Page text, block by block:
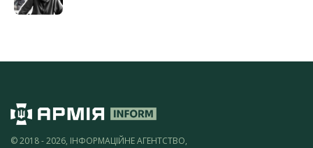
© 2018 - 2026, ІНФОРМАЦІЙНЕ АГЕНТСТВО,